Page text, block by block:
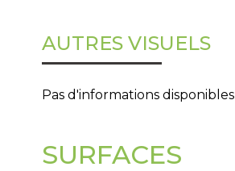
AUTRES VISUELS
Pas d'informations disponibles
SURFACES